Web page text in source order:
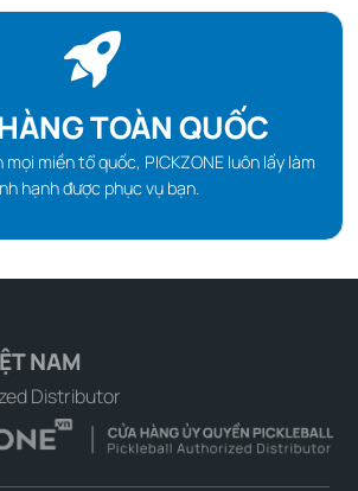
TOÀN QUỐC
miền tổ quốc, PICKZONE luôn lấy làm
hạnh được phục vụ bạn.
NAM
Distributor